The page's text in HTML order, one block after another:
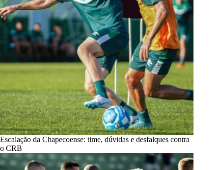
Escalação da Chapecoense: time, dúvidas e desfalques contra
o CRB